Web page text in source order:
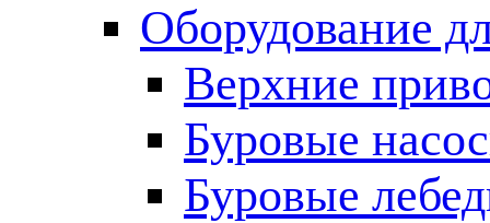
Оборудование
Верхние
Буровые
Буровые